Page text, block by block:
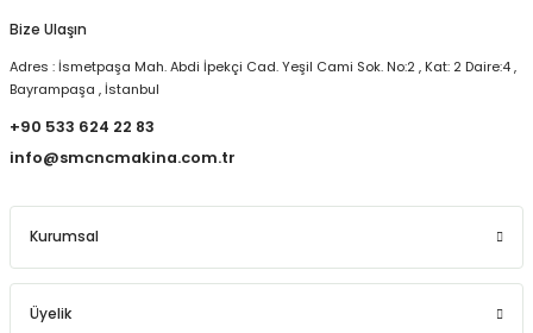
Bize Ulaşın
Adres : İsmetpaşa Mah. Abdi İpekçi Cad. Yeşil Cami Sok. No:2 , Kat: 2 Daire:4 ,
Bayrampaşa , İstanbul
+90 533 624 22 83
info@smcncmakina.com.tr
Kurumsal
Üyelik